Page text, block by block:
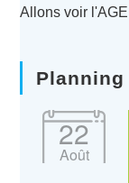
Allons voir
22
Août